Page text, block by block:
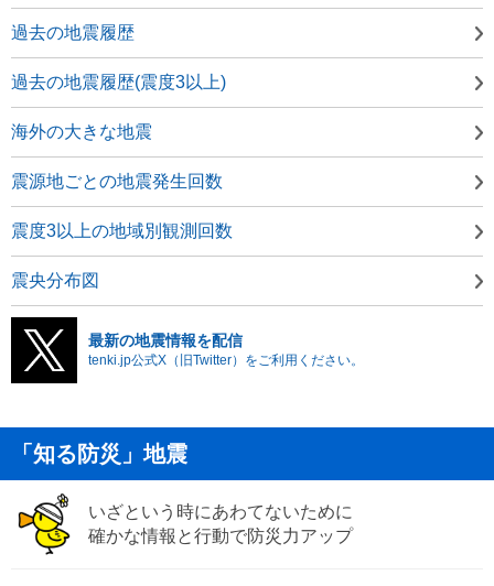
過去の地震履歴
過去の地震履歴(震度3以上)
海外の大きな地震
震源地ごとの地震発生回数
震度3以上の地域別観測回数
震央分布図
最新の地震情報を配信
tenki.jp公式X（旧Twitter）をご利用ください。
「知る防災」地震
いざという時にあわてないために
確かな情報と行動で防災力アップ